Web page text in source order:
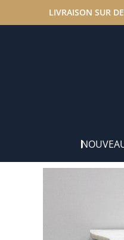
LIVRAISON SUR